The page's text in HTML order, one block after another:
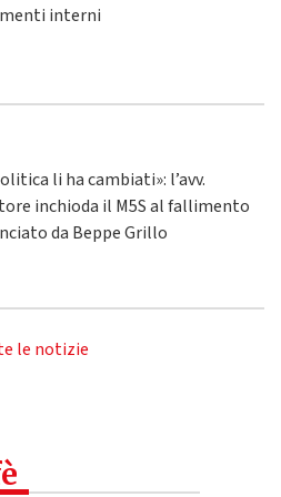
interni
li ha cambiati»: l’avv.
inchioda il M5S al fallimento
da Beppe Grillo
le notizie